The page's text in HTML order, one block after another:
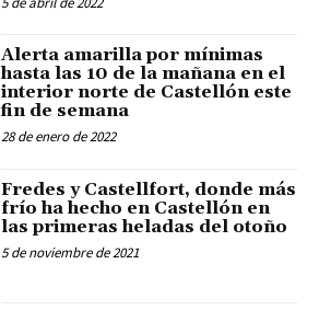
Alerta amarilla por mínimas
hasta las 10 de la mañana en el
interior norte de Castellón este
fin de semana
28 de enero de 2022
Fredes y Castellfort, donde más
frío ha hecho en Castellón en
las primeras heladas del otoño
5 de noviembre de 2021